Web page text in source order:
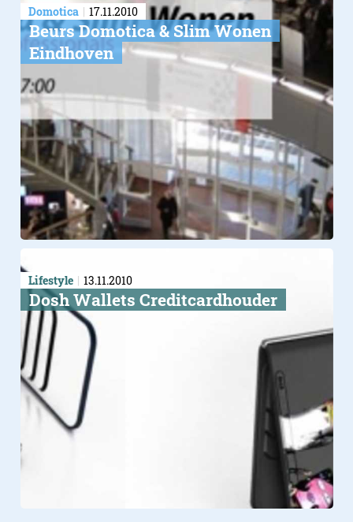
Domotica 17.11.2010
Beurs Domotica & Slim Wonen
Eindhoven
Lifestyle 13.11.2010
Dosh Wallets Creditcardhouder